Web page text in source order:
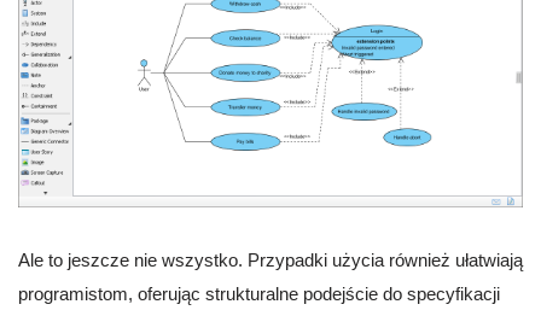
Ale to jeszcze nie wszystko. Przypadki użycia również ułatwiają
programistom, oferując strukturalne podejście do specyfikacji